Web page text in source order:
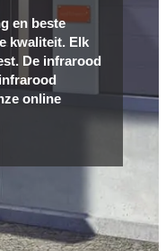
en beste
kwaliteit. Elk
De infrarood
online